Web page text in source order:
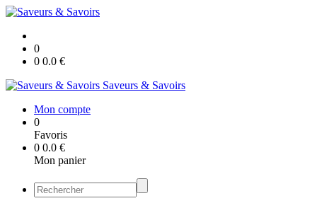
0
0 0.0 €
Saveurs & Savoirs
Mon compte
0
Favoris
0 0.0 €
Mon panier